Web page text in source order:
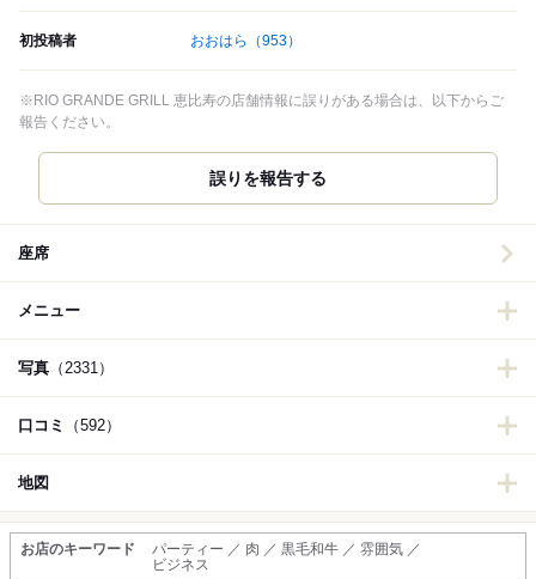
初投稿者 おおはら （953）
※RIO GRANDE GRILL 恵比寿の店舗情報に誤りがある場合は、以下からご
報告ください。
誤りを報告する
座席
メニュー
写真 （2331）
口コミ （592）
地図
お店のキーワード
パーティー ／ 肉 ／ 黒毛和牛 ／ 雰囲気 ／
ビジネス